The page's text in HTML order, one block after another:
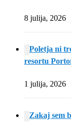
8 julija, 2026
Poletja ni
resortu
1 julija, 2026
Zakaj sem